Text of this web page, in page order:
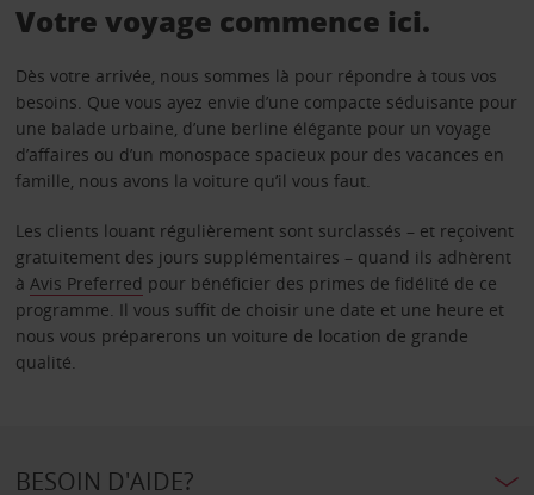
Votre voyage commence ici.
Dès votre arrivée, nous sommes là pour répondre à tous vos
besoins. Que vous ayez envie d’une compacte séduisante pour
une balade urbaine, d’une berline élégante pour un voyage
d’affaires ou d’un monospace spacieux pour des vacances en
famille, nous avons la voiture qu’il vous faut.
Les clients louant régulièrement sont surclassés – et reçoivent
gratuitement des jours supplémentaires – quand ils adhèrent
à Avis Preferred pour bénéficier des primes de fidélité de ce
programme. Il vous suffit de choisir une date et une heure et
nous vous préparerons un voiture de location de grande
qualité.
BESOIN D'AIDE?